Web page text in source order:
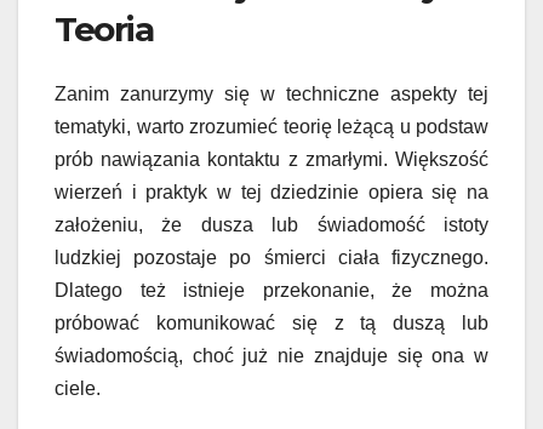
Teoria
Zanim zanurzymy się w techniczne aspekty tej
tematyki, warto zrozumieć teorię leżącą u podstaw
prób nawiązania kontaktu z zmarłymi. Większość
wierzeń i praktyk w tej dziedzinie opiera się na
założeniu, że dusza lub świadomość istoty
ludzkiej pozostaje po śmierci ciała fizycznego.
Dlatego też istnieje przekonanie, że można
próbować komunikować się z tą duszą lub
świadomością, choć już nie znajduje się ona w
ciele.